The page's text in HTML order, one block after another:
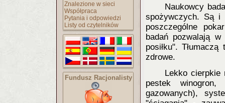
Znalezione w sieci
Współpraca
Pytania i odpowiedzi
Listy od czytelników
Fundusz Racjonalisty
Naukowcy
spożywczych. Są i
poszczególne
badań pozwalają
posiłku".
zdrowe.
Lekko cierpkie
pestek
gazowanych),